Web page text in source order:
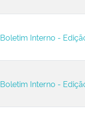
Boletim Interno -
Boletim Interno -